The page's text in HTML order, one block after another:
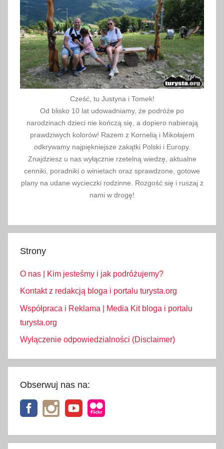
Cześć, tu Justyna i Tomek!
Od blisko 10 lat udowadniamy, że podróże po
narodzinach dzieci nie kończą się, a dopiero nabierają
prawdziwych kolorów! Razem z Kornelią i Mikołajem
odkrywamy najpiękniejsze zakątki Polski i Europy.
Znajdziesz u nas wyłącznie rzetelną wiedzę, aktualne
cenniki, poradniki o winietach oraz sprawdzone, gotowe
plany na udane wycieczki rodzinne. Rozgość się i ruszaj z
nami w drogę!
Strony
O nas | Kim jesteśmy i jak podróżujemy?
Kontakt z redakcją bloga i portalu turysta.org
Współpraca i Reklama | Media Kit bloga i portalu
turysta.org
Wyłączenie odpowiedzialności (Disclaimer)
Obserwuj nas na: